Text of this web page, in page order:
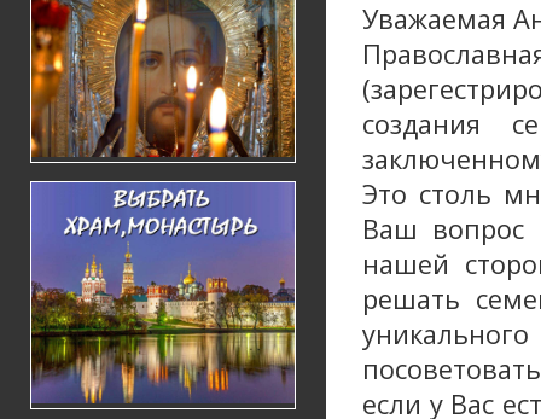
Уважаемая
создания
Это столь
Ваш вопрос
нашей
решать
если у Вас